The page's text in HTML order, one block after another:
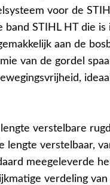
voor de
STIHL HT die is
aan de
van de gordel
verstelbare
lengte verstelbaar,
meegeleverde
verdeling